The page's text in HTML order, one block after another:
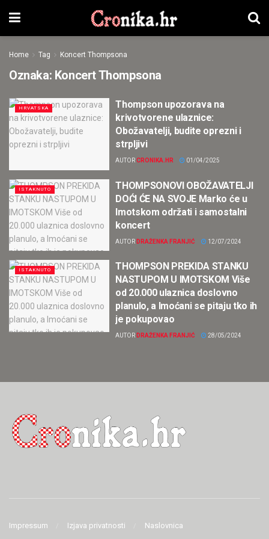
Home Tag Koncert Thompsona
Oznaka: Koncert Thompsona
HRVATSKA
Thompson upozorava na
krivotvorene ulaznice:
Obožavatelji, budite oprezni i
strpljivi
AUTORCRONIKA.HR 01/04/2025
ISTAKNUTO
THOMPSONOVI OBOŽAVATELJI
DOĆI ĆE NA SVOJE Marko će u
Imotskom održati i samostalni
koncert
AUTOR DRAŽENKA FRANJIĆ 12/07/2024
ISTAKNUTO
THOMPSON PREKIDA STANKU
NASTUPOM U IMOTSKOM Više
od 20.000 ulaznica doslovno
planulo, a Imoćani se pitaju tko ih
je pokupovao
AUTOR DRAŽENKA FRANJIĆ 28/05/2024
Impressum Izjava privatnosti Naslovnica